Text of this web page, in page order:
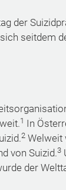
der
seitdem
1 In
2Welweit
von Suizid.3
der